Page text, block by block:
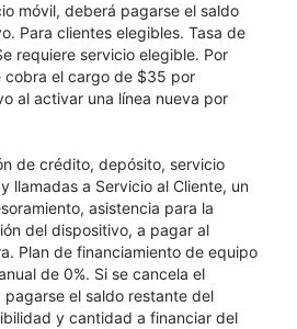
móvil, deberá pagarse el saldo
Para clientes elegibles. Tasa de
requiere servicio elegible. Por
cobra el cargo de $35 por
al activar una línea nueva por
de crédito, depósito, servicio
llamadas a Servicio al Cliente, un
asistencia para la
del dispositivo, a pagar al
Plan de financiamiento de equipo
de 0%. Si se cancela el
el saldo restante del
y cantidad a financiar del